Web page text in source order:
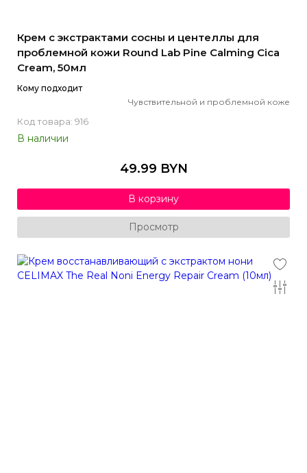
Крем с экстрактами сосны и центеллы для
проблемной кожи Round Lab Pine Calming Cica
Cream, 50мл
Кому подходит
Чувствительной и проблемной коже
Код товара: 916
В наличии
49.99 BYN
В корзину
Просмотр